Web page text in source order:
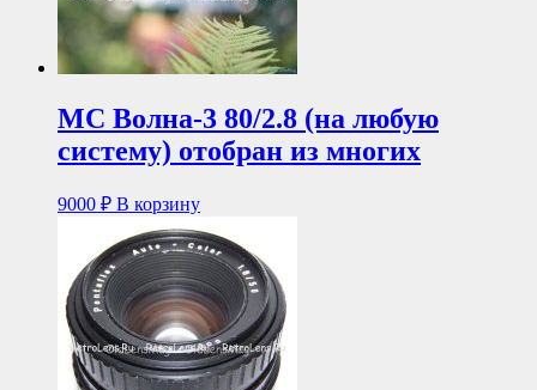
МС Волна-3 80/2.8 (на любую
систему) отобран из многих
9000 ₽ В корзину